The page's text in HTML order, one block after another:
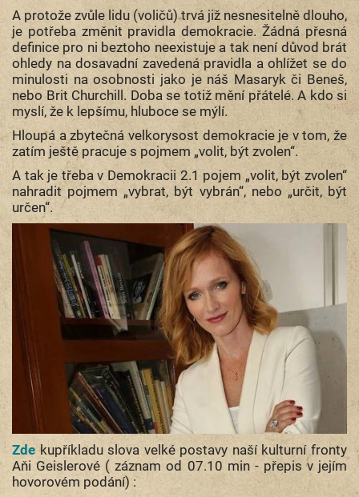
A protože zvůle lidu (voličů) trvá již nesnesitelně dlouho,
je potřeba změnit pravidla demokracie. Žádná přesná
definice pro ni beztoho neexistuje a tak není důvod brát
ohledy na dosavadní zavedená pravidla a ohlížet se do
minulosti na osobnosti jako je náš Masaryk či Beneš,
nebo Brit Churchill. Doba se totiž mění přátelé. A kdo si
myslí, že k lepšímu, hluboce se mýlí.
Hloupá a zbytečná velkorysost demokracie je v tom, že
zatím ještě pracuje s pojmem „volit, být zvolen“.
A tak je třeba v Demokracii 2.1 pojem „volit, být zvolen“
nahradit pojmem „vybrat, být vybrán“, nebo „určit, být
určen“.
Zde kupříkladu slova velké postavy naší kulturní fronty
Aňi Geislerové ( záznam od 07.10 min - přepis v jejím
hovorovém podání) :